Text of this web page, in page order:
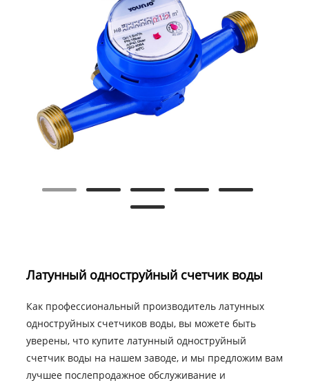
Латунный одноструйный счетчик воды
Как профессиональный производитель латунных
одноструйных счетчиков воды, вы можете быть
уверены, что купите латунный одноструйный
счетчик воды на нашем заводе, и мы предложим вам
лучшее послепродажное обслуживание и